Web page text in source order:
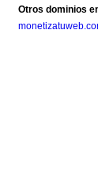
Otros dominios